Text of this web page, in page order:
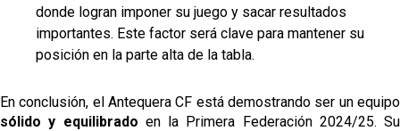
donde logran imponer su juego y sacar resultados
importantes. Este factor será clave para mantener su
posición en la parte alta de la tabla.
En conclusión, el Antequera CF está demostrando ser un equipo
sólido y equilibrado en la Primera Federación 2024/25. Su